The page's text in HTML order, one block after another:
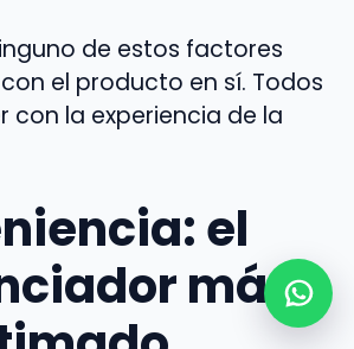
de estos factores
el producto en sí. Todos
con la experiencia de la
el
más